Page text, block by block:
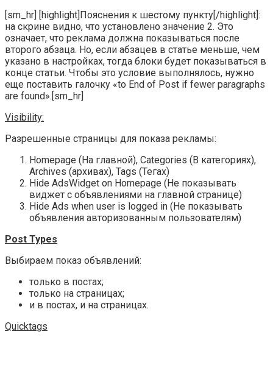
[sm_hr] [highlight]Пояснения к шестому пункту[/highlight]:
на скрине видно, что установлено значение 2. Это
означает, что реклама должна показываться после
второго абзаца. Но, если абзацев в статье меньше, чем
указано в настройках, тогда блоки будет показываться в
конце статьи. Чтобы это условие выполнялось, нужно
еще поставить галочку «to End of Post if fewer paragraphs
are found».[sm_hr]
Visibility:
Разрешенные страницы для показа рекламы:
Homepage (На главной), Categories (В категориях),
Archives (архивах), Tags (Тегах)
Hide AdsWidget on Homepage (Не показывать
виджет с объявлениями на главной странице)
Hide Ads when user is logged in (Не показывать
объявления авторизованным пользователям)
Post Types
Выбираем показ объявлений:
только в постах;
только на страницах;
и в постах, и на страницах.
Quicktags